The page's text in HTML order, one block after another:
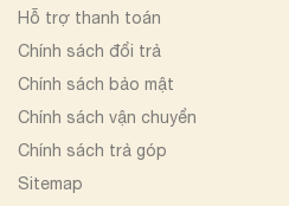
Hỗ trợ thanh toán
Chính sách đổi trả
Chính sách bảo mật
Chính sách vận chuyển
Chính sách trả góp
Sitemap